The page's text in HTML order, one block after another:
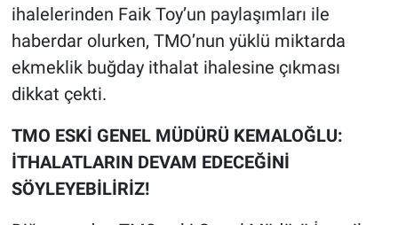
ihalelerinden Faik Toy’un paylaşımları ile
haberdar olurken, TMO’nun yüklü miktarda
ekmeklik buğday ithalat ihalesine çıkması
dikkat çekti.
TMO ESKİ GENEL MÜDÜRÜ KEMALOĞLU:
İTHALATLARIN DEVAM EDECEĞİNİ
SÖYLEYEBİLİRİZ!